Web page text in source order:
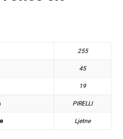
255
45
19
PIRELLI
Ljetne